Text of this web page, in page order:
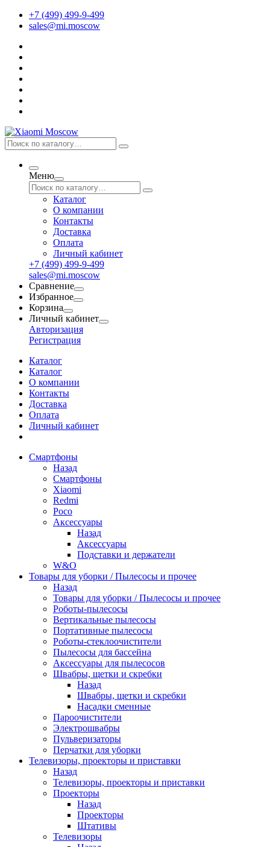
+7 (499) 499-9-499
sales@mi.moscow
Меню
Каталог
О компании
Контакты
Доставка
Оплата
Личный кабинет
+7 (499) 499-9-499
sales@mi.moscow
Сравнение
Избранное
Корзина
Личный кабинет
Авторизация
Регистрация
Каталог
Каталог
О компании
Контакты
Доставка
Оплата
Личный кабинет
Смартфоны
Назад
Смартфоны
Xiaomi
Redmi
Poco
Аксессуары
Назад
Аксессуары
Подставки и держатели
W&O
Товары для уборки / Пылесосы и прочее
Назад
Товары для уборки / Пылесосы и прочее
Роботы-пылесосы
Вертикальные пылесосы
Портативные пылесосы
Роботы-стеклоочистители
Пылесосы для бассейна
Аксессуары для пылесосов
Швабры, щетки и скребки
Назад
Швабры, щетки и скребки
Насадки сменные
Пароочистители
Электрошвабры
Пульверизаторы
Перчатки для уборки
Телевизоры, проекторы и приставки
Назад
Телевизоры, проекторы и приставки
Проекторы
Назад
Проекторы
Штативы
Телевизоры